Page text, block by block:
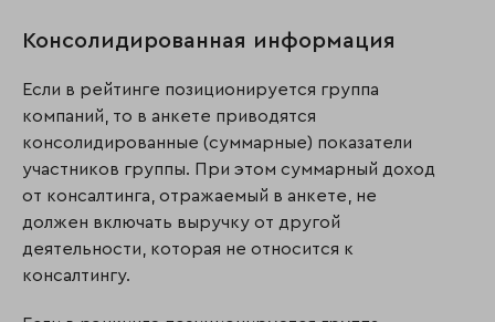
Консолидированная информация
Если в рейтинге позиционируется группа
компаний, то в анкете приводятся
консолидированные (суммарные) показатели
участников группы. При этом суммарный доход
от консалтинга, отражаемый в анкете, не
должен включать выручку от другой
деятельности, которая не относится к
консалтингу.